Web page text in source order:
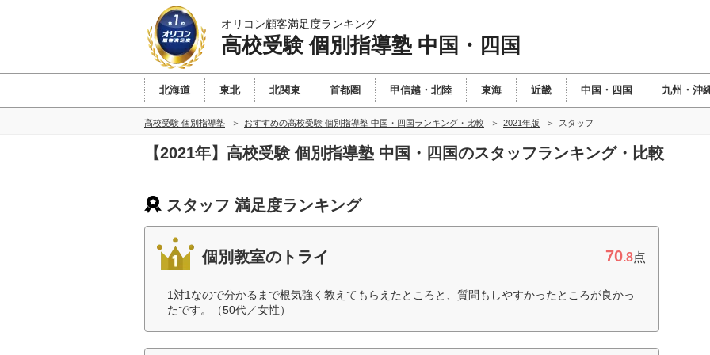
オリコン顧客満足度ランキング
高校受験 個別指導塾 中国・四国
北海道 東北 北関東 首都圏 甲信越・北陸 東海 近畿 中国・四国 九州・沖
高校受験 個別指導塾 おすすめの高校受験 個別指導塾 中国・四国ランキング・比較 2021年版 スタッフ
【2021年】高校受験 個別指導塾 中国・四国のスタッフランキング・比較
スタッフ 満足度ランキング
個別教室のトライ 70.8点
1対1なので分かるまで根気強く教えてもらえたところと、質問もしやすかったところが良かっ
たです。（50代／女性）